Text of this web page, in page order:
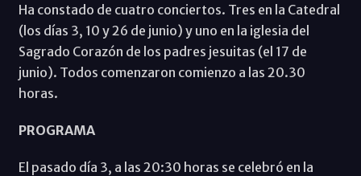
Ha constado de cuatro conciertos. Tres en la Catedral
(los días 3, 10 y 26 de junio) y uno en la iglesia del
Sagrado Corazón de los padres jesuitas (el 17 de
junio). Todos comenzaron comienzo a las 20.30
horas.
PROGRAMA
El pasado día 3, a las 20:30 horas se celebró en la